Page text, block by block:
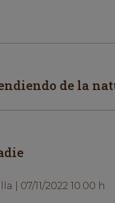
de la
| 07/11/2022 10.00 h